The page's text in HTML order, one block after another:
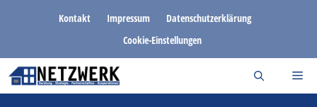
Kontakt Impressum
Datenschutzerklärung
Cookie-Einstellungen